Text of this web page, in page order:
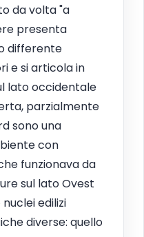
da volta "a
presenta
differente
e si articola in
lato occidentale
parzialmente
sono una
con
funzionava da
sul lato Ovest
edilizi
diverse: quello